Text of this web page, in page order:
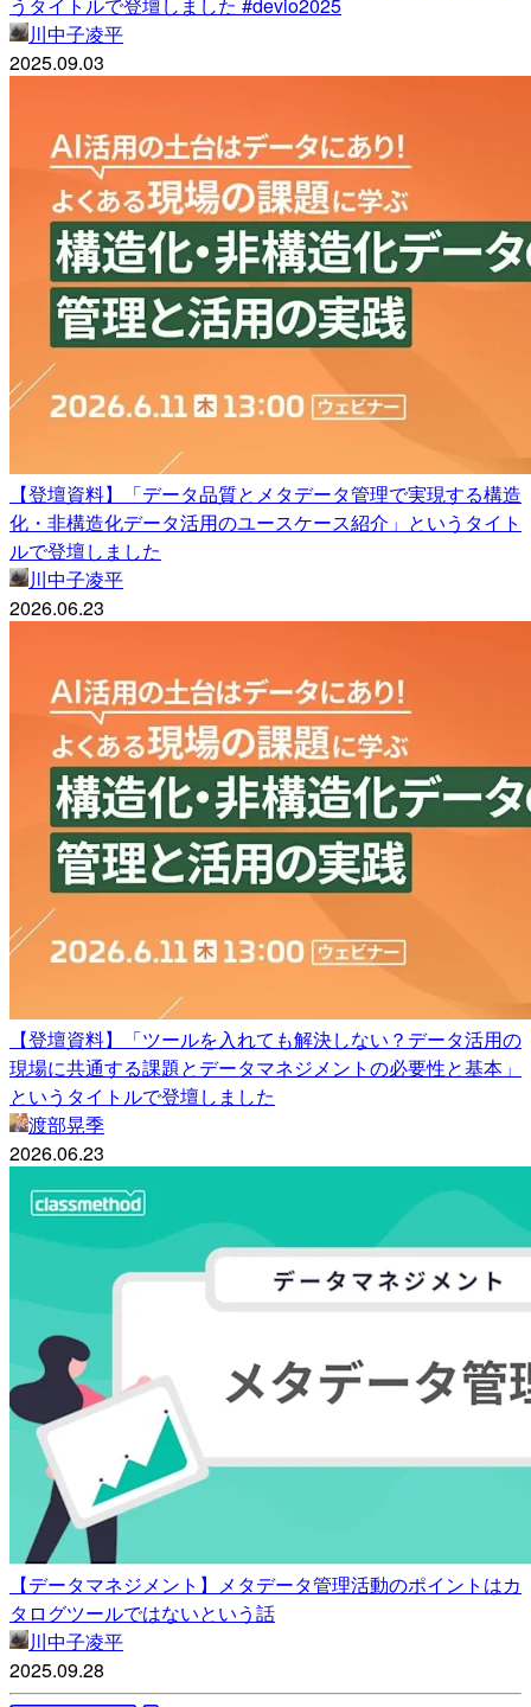
川中子凌平
2025.09.03
【登壇資料】「データ品質とメタデータ管理で実現する構造
化・非構造化データ活用のユースケース紹介」というタイト
ルで登壇しました
川中子凌平
2026.06.23
【登壇資料】「ツールを入れても解決しない？データ活用の
現場に共通する課題とデータマネジメントの必要性と基本」
というタイトルで登壇しました
渡部晃季
2026.06.23
【データマネジメント】メタデータ管理活動のポイントはカ
タログツールではないという話
川中子凌平
2025.09.28